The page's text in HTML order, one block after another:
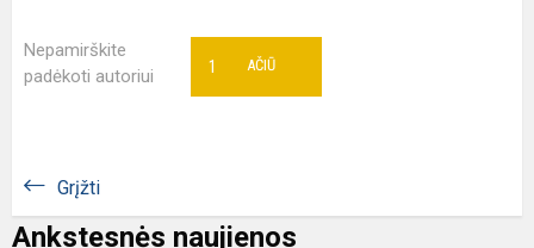
Nepamirškite
padėkoti autoriui
AČIŪ
1
Grįžti
Ankstesnės naujienos